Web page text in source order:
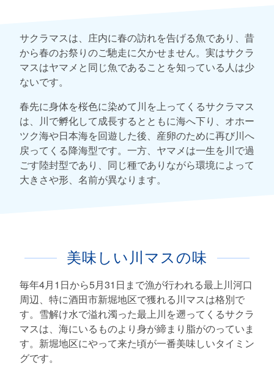
サクラマスは、庄内に春の訪れを告げる魚であり、昔
から春のお祭りのご馳走に欠かせません。実はサクラ
マスはヤマメと同じ魚であることを知っている人は少
ないです。
春先に身体を桜色に染めて川を上ってくるサクラマス
は、川で孵化して成長するとともに海へ下り、オホー
ツク海や日本海を回遊した後、産卵のために再び川へ
戻ってくる降海型です。一方、ヤマメは一生を川で過
ごす陸封型であり、同じ種でありながら環境によって
大きさや形、名前が異なります。
美味しい川マスの味
毎年4月1日から5月31日まで漁が行われる最上川河口
周辺、特に酒田市新堀地区で獲れる川マスは格別で
す。雪解け水で溢れ濁った最上川を遡ってくるサクラ
マスは、海にいるものより身が締まり脂がのっていま
す。新堀地区にやって来た頃が一番美味しいタイミン
グです。